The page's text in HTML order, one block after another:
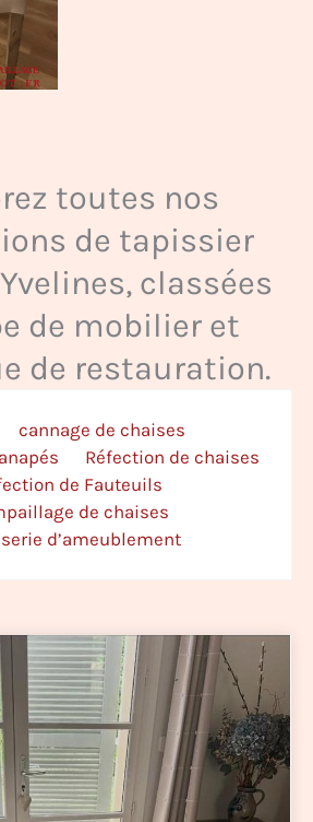
toutes nos
de tapissier
classées
de mobilier et
de restauration.
cannage de chaises
Réfection de chaises
de Fauteuils
de chaises
d’ameublement